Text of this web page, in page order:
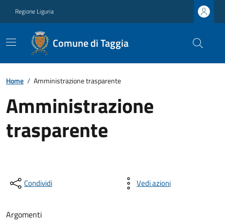
Regione Liguria
Comune di Taggia
Home / Amministrazione trasparente
Amministrazione
trasparente
Condividi Vedi azioni
Argomenti